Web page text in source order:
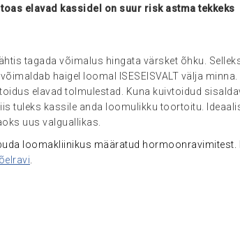
elavad kassidel on suur risk astma tekkeks
tagada võimalus hingata värsket õhku.
haigel loomal ISESEISVALT välja
elavad tolmulestad. Kuna kuivtoidud
tuleks kassile anda loomulikku toortoitu.
uus valguallikas.
loomakliinikus määratud hormoonravimitest.
.